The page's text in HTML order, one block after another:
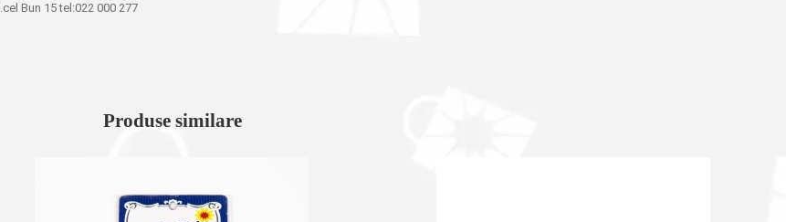
l.cel Bun 15 tel:022 000 277
Produse similare